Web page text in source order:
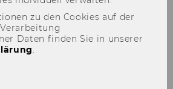
Ronald
Hechenberger, MBA(Ko
mpetenzzentrum
Digitalisierung)
zu den Cookies auf der
Daten finden Sie in unserer
.